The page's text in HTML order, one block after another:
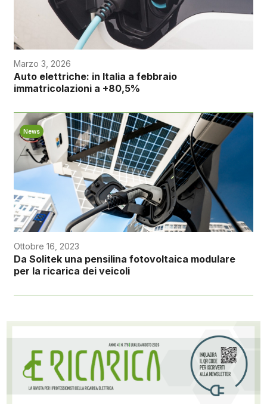
Marzo 3, 2026
Auto elettriche: in Italia a febbraio
immatricolazioni a +80,5%
News
Ottobre 16, 2023
Da Solitek una pensilina fotovoltaica modulare
per la ricarica dei veicoli